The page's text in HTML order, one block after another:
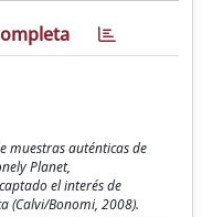
muestras auténticas de
Planet,
el interés de
(Calvi/Bonomi, 2008).